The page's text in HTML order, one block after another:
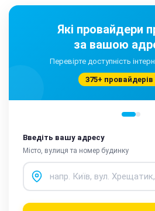
Які провайдери
за вашою
Перевірте доступність
375+ провайдерів
Введіть вашу адресу
Місто, вулиця та номер будинку